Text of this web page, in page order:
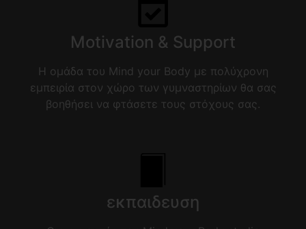
Motivation & Support
Η ομάδα του Mind your Body με πολύχρονη
εμπειρία στον χώρο των γυμναστηρίων θα σας
βοηθήσει να φτάσετε τους στόχους σας.
εκπαιδευση